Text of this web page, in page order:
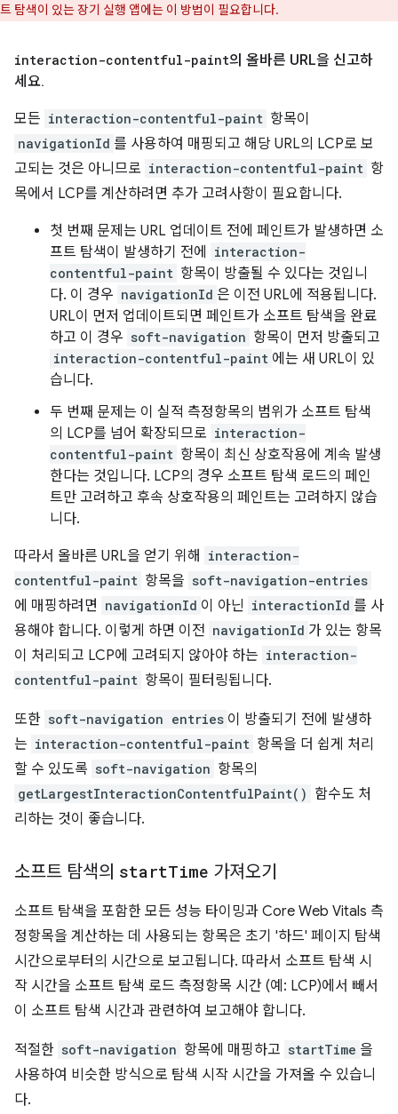
트 탐색이 있는 장기 실행 앱에는 이 방법이 필요합니다.
interaction-contentful-paint의 올바른 URL을 신고하
세요.
모든 interaction-contentful-paint 항목이
navigationId 를 사용하여 매핑되고 해당 URL의 LCP로 보
고되는 것은 아니므로 interaction-contentful-paint 항
목에서 LCP를 계산하려면 추가 고려사항이 필요합니다.
첫 번째 문제는 URL 업데이트 전에 페인트가 발생하면 소
프트 탐색이 발생하기 전에
interaction-
contentful-paint 항목이 방출될 수 있다는 것입니
다. 이 경우 navigationId 은 이전 URL에 적용됩니다.
URL이 먼저 업데이트되면 페인트가 소프트 탐색을 완료
하고 이 경우 soft-navigation 항목이 먼저 방출되고
interaction-contentful-paint 에는 새 URL이 있
습니다.
두 번째 문제는 이 실적 측정항목의 범위가 소프트 탐색
의 LCP를 넘어 확장되므로 interaction-
contentful-paint 항목이 최신 상호작용에 계속 발생
한다는 것입니다. LCP의 경우 소프트 탐색 로드의 페인
트만 고려하고 후속 상호작용의 페인트는 고려하지 않습
니다.
따라서 올바른 URL을 얻기 위해
interaction-
contentful-paint 항목을 soft-navigation-entries
에 매핑하려면 navigationId 이 아닌 interactionId 를 사
용해야 합니다. 이렇게 하면 이전 navigationId 가 있는 항목
이 처리되고 LCP에 고려되지 않아야 하는 interaction-
contentful-paint 항목이 필터링됩니다.
또한 soft-navigation entries 이 방출되기 전에 발생하
는 interaction-contentful-paint 항목을 더 쉽게 처리
할 수 있도록 soft-navigation 항목의
getLargestInteractionContentfulPaint() 함수도 처
리하는 것이 좋습니다.
소프트 탐색의 startTime 가져오기
소프트 탐색을 포함한 모든 성능 타이밍과 Core Web Vitals 측
정항목을 계산하는 데 사용되는 항목은 초기 '하드' 페이지 탐색
시간으로부터의 시간으로 보고됩니다. 따라서 소프트 탐색 시
작 시간을 소프트 탐색 로드 측정항목 시간 (예: LCP)에서 빼서
이 소프트 탐색 시간과 관련하여 보고해야 합니다.
적절한 soft-navigation 항목에 매핑하고 startTime 을
사용하여 비슷한 방식으로 탐색 시작 시간을 가져올 수 있습니
다.